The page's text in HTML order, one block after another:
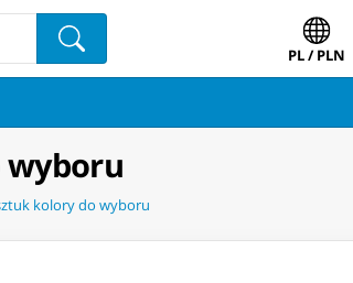
PL / PLN
wyboru
kolory do wyboru